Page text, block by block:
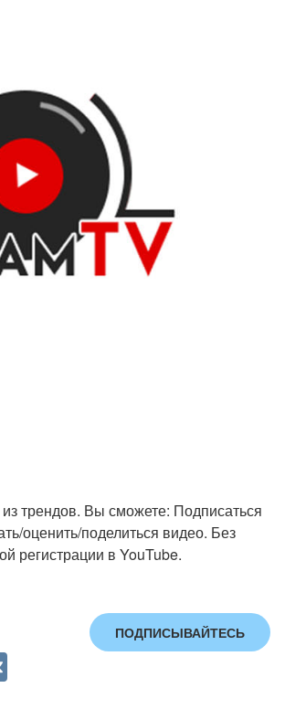
трендов. Вы сможете: Подписаться
оценить/поделиться видео. Без
регистрации в YouTube.
ПОДПИСЫВАЙТЕСЬ